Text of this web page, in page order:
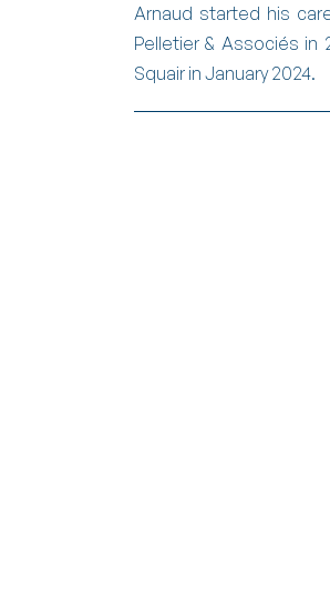
Arnaud started his
Pelletier & Associés in
Squair in January 2024.